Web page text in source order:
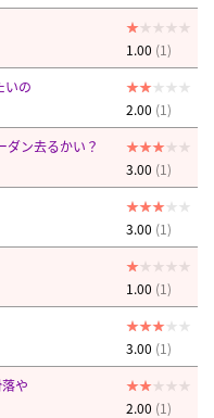
1.00 (1)
いの
2.00 (1)
ダン去るかい？
3.00 (1)
3.00 (1)
1.00 (1)
3.00 (1)
や
2.00 (1)